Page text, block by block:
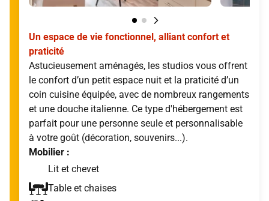
Un espace de vie fonctionnel, alliant confort et
praticité
Astucieusement aménagés, les studios vous offrent
le confort d’un petit espace nuit et la praticité d’un
coin cuisine équipée, avec de nombreux rangements
et une douche italienne. Ce type d'hébergement est
parfait pour une personne seule et personnalisable
à votre goût (décoration, souvenirs...).
Mobilier :
Lit et chevet
Table et chaises